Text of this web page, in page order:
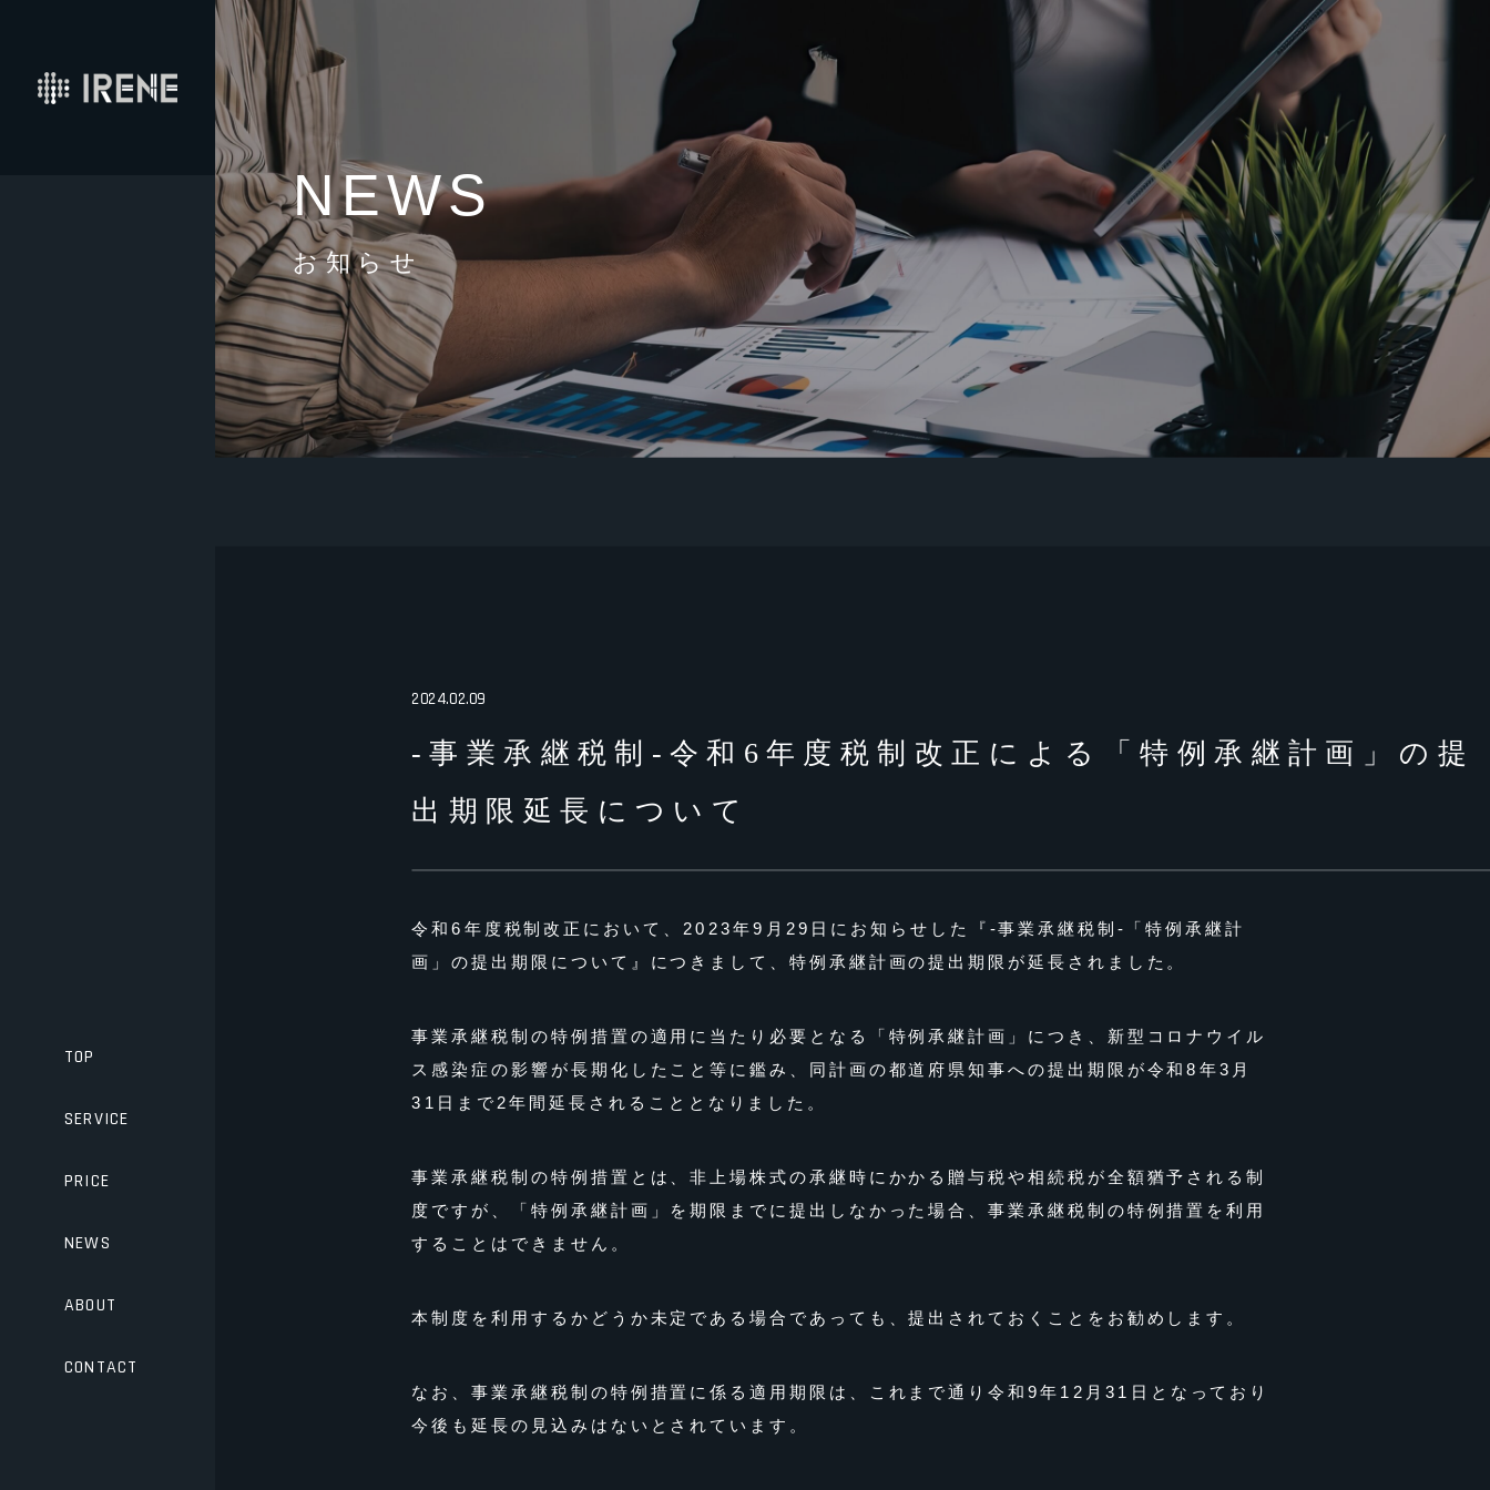
TOP
SERVICE
PRICE
NEWS
ABOUT
CONTACT
NEWS
お知らせ
2024.02.09
-事業承継税制-令和6年度税制改正による「特例承継計画」の提
出期限延長について
令和6年度税制改正において、2023年9月29日にお知らせした 『-事業承継税制-「特例承継計
画」の提出期限について』 につきまして、特例承継計画の提出期限が延長されました。
事業承継税制の特例措置の適用に当たり必要となる「特例承継計画」につき、新型コロナウイル
ス感染症の影響が長期化したこと等に鑑み、同計画の都道府県知事への提出期限が令和8年3月
31日まで2年間延長されることとなりました。
事業承継税制の特例措置とは、非上場株式の承継時にかかる贈与税や相続税が全額猶予される制
度ですが、「特例承継計画」を期限までに提出しなかった場合、事業承継税制の特例措置を利用
することはできません。
本制度を利用するかどうか未定である場合であっても、提出されておくことをお勧めします。
なお、事業承継税制の特例措置に係る適用期限は、これまで通り令和9年12月31日となっており
今後も延長の見込みはないとされています。